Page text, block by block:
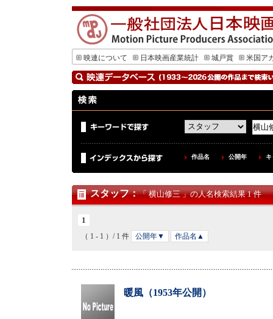
映連について 日本映画産業統計 城戸賞 米国ア
作品名 公開年
スタッフ：「 横山修三 」の人名検索結果 1 件
1
（ 1 - 1 ）/ 1 件 公開年▼ 作品名▲
暖風（1953年公開）